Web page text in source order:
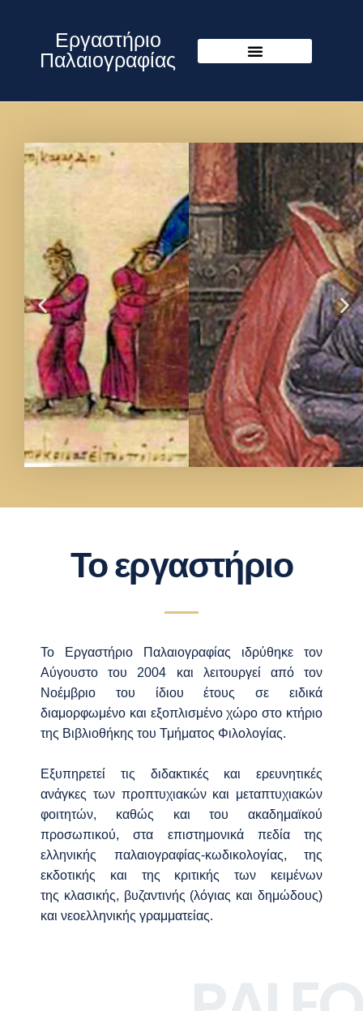
Εργαστήριο
Παλαιογραφίας
Δράσεις
ενημερωθείτε για τα νέα και τις
δραστηριότητές μας
Το εργαστήριο
Το Εργαστήριο Παλαιογραφίας ιδρύθηκε τον
Αύγουστο του 2004 και λειτουργεί από τον
Νοέμβριο του ίδιου έτους σε ειδικά
διαμορφωμένο και εξοπλισμένο χώρο στο κτήριο
της Βιβλιοθήκης του Τμήματος Φιλολογίας.
Εξυπηρετεί τις διδακτικές και ερευνητικές
ανάγκες των προπτυχιακών και μεταπτυχιακών
φοιτητών, καθώς καιτου ακαδημαϊκού
προσωπικού, στα επιστημονικά πεδία της
ελληνικής παλαιογραφίας-κωδικολογίας, της
εκδοτικής και της κριτικής των κειμένων
της κλασικής, βυζαντινής (λόγιας και δημώδους)
και νεοελληνικής γραμματείας.